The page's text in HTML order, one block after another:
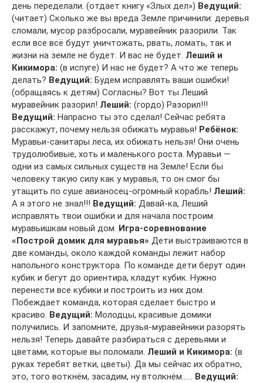
день переделали. (отдает книгу «Злых дел») Ведущий:
(читает) Сколько же вы вреда Земле причинили: деревья
сломали, мусор разбросали, муравейник разорили. Так
если все всё будут уничтожать, рвать, ломать, так и
жизни на земле не будет. И вас не будет. Леший и
Кикимора: (в испуге) И нас не будет? А что же теперь
делать? Ведущий: Будем исправлять ваши ошибки!
(обращаясь к детям) Согласны? Вот ты Леший
муравейник разорил! Леший: (гордо) Разорил!!!
Ведущий: Напрасно ты это сделал! Сейчас ребята
расскажут, почему нельзя обижать муравья! Ребёнок:
Муравьи-санитары леса, их обижать нельзя! Они очень
трудолюбивые, хоть и маленького роста. Муравьи —
одни из самых сильных существ на Земле! Если бы
человеку такую силу как у муравья, то он смог бы
утащить по суше авианосец-огромный корабль! Леший:
А я этого не знал!!! Ведущий: Давай-ка, Леший
исправлять твои ошибки и для начала построим
муравьишкам новый дом. Игра-соревнование
«Построй домик для муравья» Дети выстраиваются в
две команды, около каждой команды лежит набор
напольного конструктора. По команде дети берут один
кубик и бегут до ориентира, кладут кубик. Нужно
перенести все кубики и построить из них дом.
Побеждает команда, которая сделает быстро и
красиво. Ведущий: Молодцы, красивые домики
получились. И запомните, друзья-муравейники разорять
нельзя! Теперь давайте разбираться с деревьями и
цветами, которые вы поломали. Леший и Кикимора: (в
руках теребят ветки, цветы). Да мы сейчас их обратно,
это, того воткнём, засадим, ну втолкнём…… Ведущий: